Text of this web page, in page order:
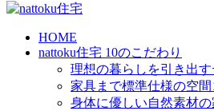
HOME
nattoku住宅 10のこだわり
理想の暮らしを引き出
家具まで標準仕様の空間
身体に優しい自然素材の